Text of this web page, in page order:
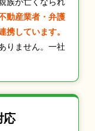
動産業者・弁護
携しています。
りません。一社
応